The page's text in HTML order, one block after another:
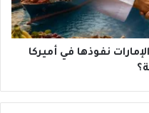
نفوذها في أميركا